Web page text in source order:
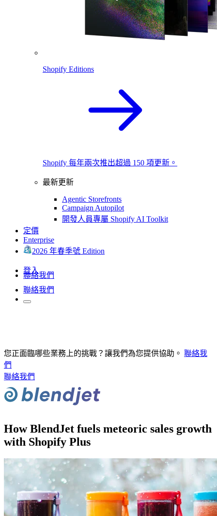
Shopify Editions
Shopify 每年兩次推出超過 150 項更新。
最新更新
Agentic Storefronts
Campaign Autopilot
開發人員專屬 Shopify AI Toolkit
定價
Enterprise
2026 年春季號 Edition
登入
聯絡我們
聯絡我們
您正面臨哪些業務上的挑戰？讓我們為您提供協助。 聯絡我
們
聯絡我們
How BlendJet fuels meteoric sales growth
with Shopify Plus